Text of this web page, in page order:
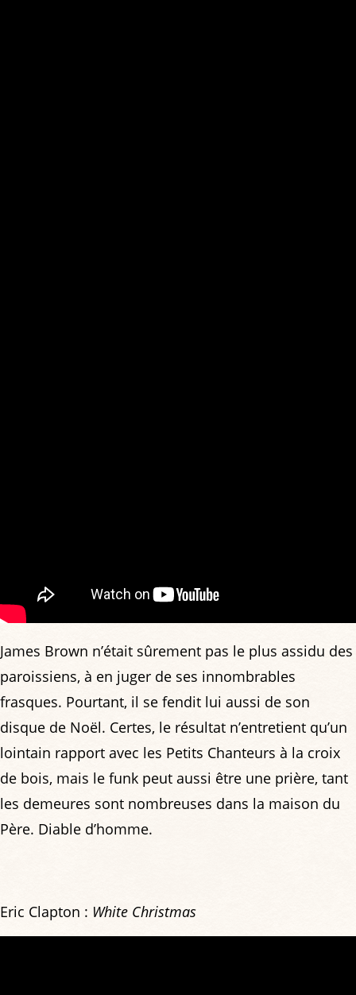
James Brown n’était sûrement pas le plus assidu des
paroissiens, à en juger de ses innombrables
frasques. Pourtant, il se fendit lui aussi de son
disque de Noël. Certes, le résultat n’entretient qu’un
lointain rapport avec les Petits Chanteurs à la croix
de bois, mais le funk peut aussi être une prière, tant
les demeures sont nombreuses dans la maison du
Père. Diable d’homme.
Eric Clapton : White Christmas